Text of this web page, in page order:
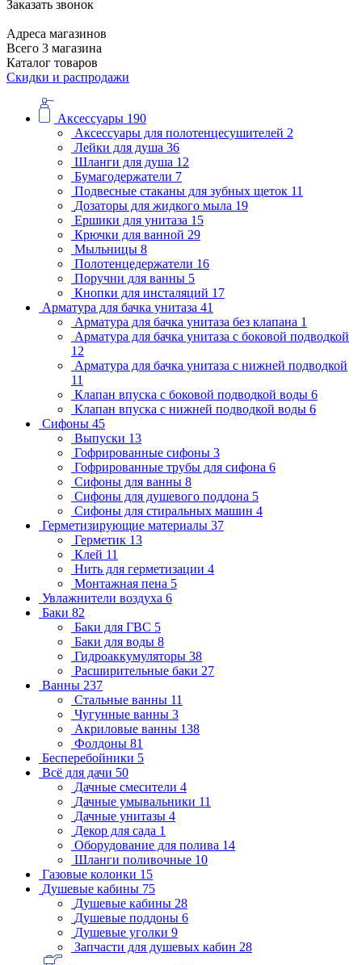
Заказать звонок
Адреса магазинов
Всего 3 магазина
Каталог товаров
Скидки и распродажи
Аксессуары 190
Аксессуары для полотенцесушителей 2
Лейки для душа 36
Шланги для душа 12
Бумагодержатели 7
Подвесные стаканы для зубных щеток 11
Дозаторы для жидкого мыла 19
Ершики для унитаза 15
Крючки для ванной 29
Мыльницы 8
Полотенцедержатели 16
Поручни для ванны 5
Кнопки для инсталяций 17
Арматура для бачка унитаза 41
Арматура для бачка унитаза без клапана 1
Арматура для бачка унитаза с боковой подводкой
12
Арматура для бачка унитаза с нижней подводкой
11
Клапан впуска с боковой подводкой воды 6
Клапан впуска с нижней подводкой воды 6
Сифоны 45
Выпуски 13
Гофрированные сифоны 3
Гофрированные трубы для сифона 6
Сифоны для ванны 8
Сифоны для душевого поддона 5
Сифоны для стиральных машин 4
Герметизирующие материалы 37
Герметик 13
Клей 11
Нить для герметизации 4
Монтажная пена 5
Увлажнители воздуха 6
Баки 82
Баки для ГВС 5
Баки для воды 8
Гидроаккумуляторы 38
Расширительные баки 27
Ванны 237
Стальные ванны 11
Чугунные ванны 3
Акриловые ванны 138
Фолдоны 81
Бесперебойники 5
Всё для дачи 50
Дачные смесители 4
Дачные умывальники 11
Дачные унитазы 4
Декор для сада 1
Оборудование для полива 14
Шланги поливочные 10
Газовые колонки 15
Душевые кабины 75
Душевые кабины 28
Душевые поддоны 6
Душевые уголки 9
Запчасти для душевых кабин 28